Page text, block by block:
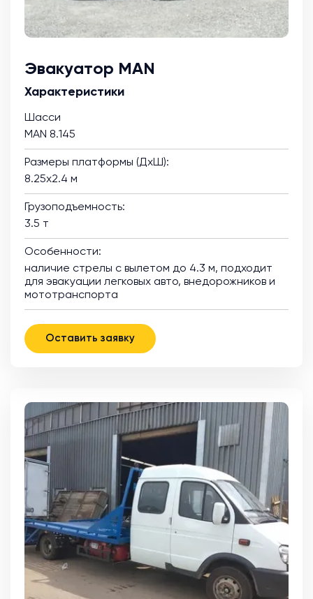
Эвакуатор MAN
Характеристики
Шасси
MAN 8.145
Размеры платформы (ДхШ):
8.25х2.4 м
Грузоподъемность:
3.5 т
Особенности:
наличие стрелы с вылетом до 4.3 м, подходит
для эвакуации легковых авто, внедорожников и
мототранспорта
Оставить заявку